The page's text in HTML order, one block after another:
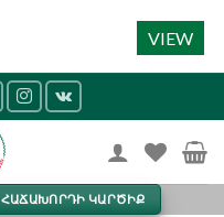
ՀԱՃԱԽՈՐԴԻ ԿԱՐԾԻՔ
VIEW